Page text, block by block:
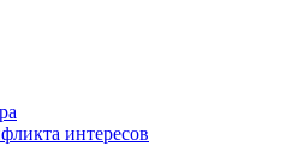
интересов